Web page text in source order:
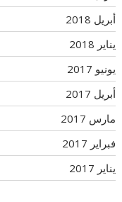
أبريل 2018
يناير 2018
يونيو 2017
أبريل 2017
مارس 2017
فبراير 2017
يناير 2017